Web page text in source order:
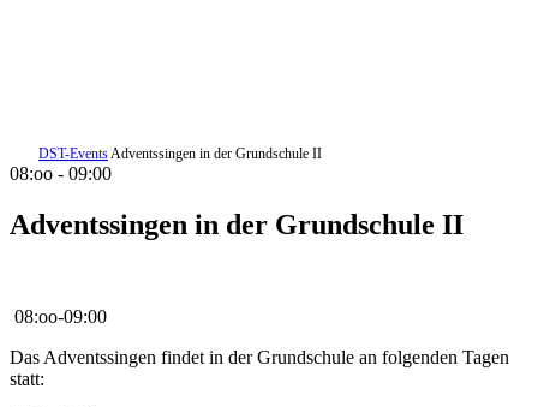
DST-Events Adventssingen in der Grundschule II
08:oo - 09:00
Adventssingen in der Grundschule II
08:oo-09:00
Das Adventssingen findet in der Grundschule an folgenden Tagen
statt: